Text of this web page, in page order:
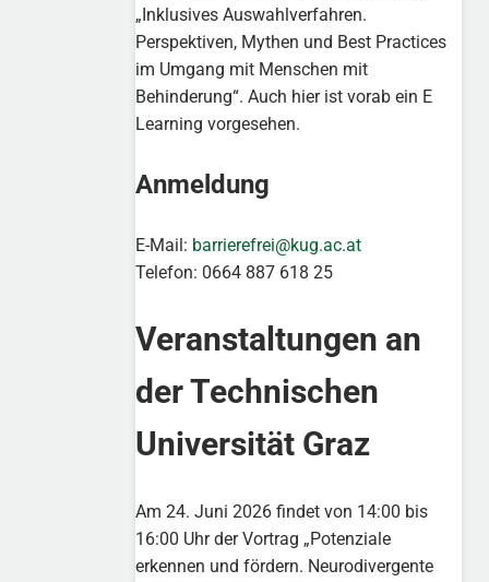
„Inklusives Auswahlverfahren.
Perspektiven, Mythen und Best Practices
im Umgang mit Menschen mit
Behinderung“. Auch hier ist vorab ein E
Learning vorgesehen.
Anmeldung
E-Mail: barrierefrei@kug.ac.at
Telefon: 0664 887 618 25
Veranstaltungen an
der Technischen
Universität Graz
Am 24. Juni 2026 findet von 14:00 bis
16:00 Uhr der Vortrag „Potenziale
erkennen und fördern. Neurodivergente